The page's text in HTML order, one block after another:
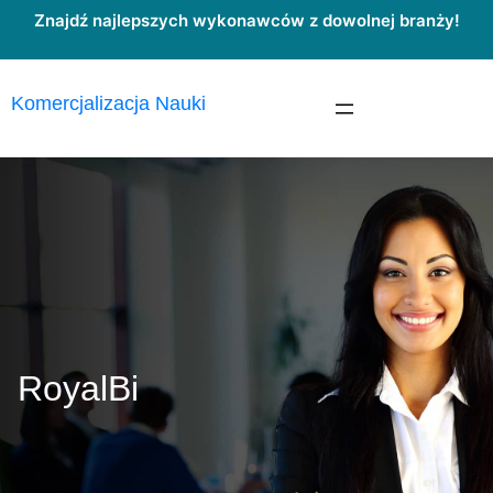
Przejdź
treści
Znajdź najlepszych wykonawców z dowolnej branży!
Komercjalizacja Nauki
RoyalBi